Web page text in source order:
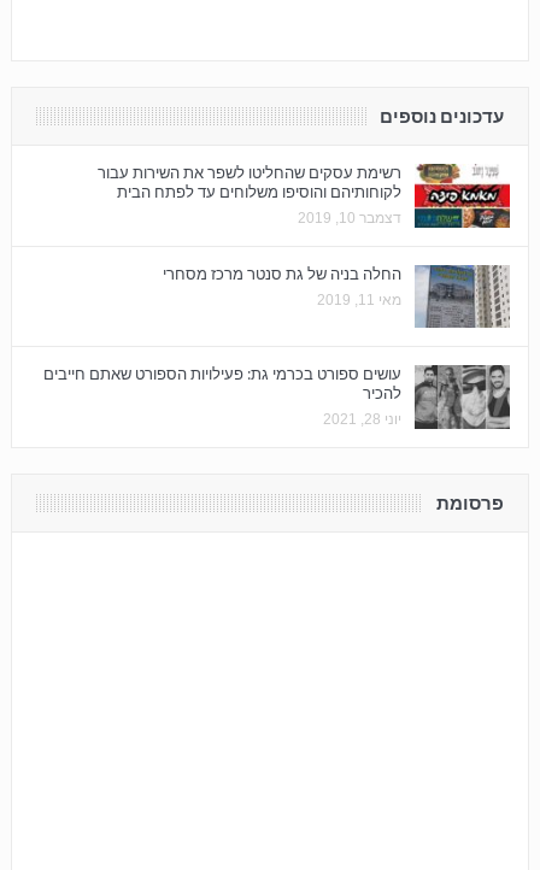
עדכונים נוספים
רשימת עסקים שהחליטו לשפר את השירות עבור
לקוחותיהם והוסיפו משלוחים עד לפתח הבית
דצמבר 10, 2019
החלה בניה של גת סנטר מרכז מסחרי
מאי 11, 2019
עושים ספורט בכרמי גת: פעילויות הספורט שאתם חייבים
להכיר
יוני 28, 2021
פרסומת